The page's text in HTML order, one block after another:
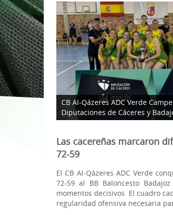
1ª
3x3
CB Al-Qázeres ADC Verde
Diputaciones de Cáceres y
Las cacereñas marcaron
72-59
El CB Al-Qázeres ADC Verde
72-59 al BB Baloncesto
momentos decisivos. El cuadro
regularidad ofensiva necesaria